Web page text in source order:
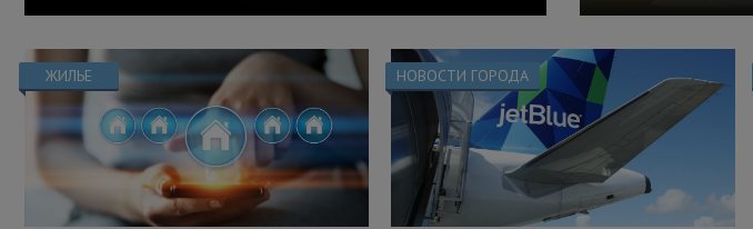
ЖИЛЬЕ НОВОСТИ ГОРОДА